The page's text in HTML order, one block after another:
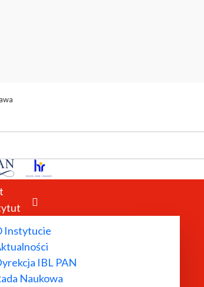
Instytucie
IBL PAN
Naukowa